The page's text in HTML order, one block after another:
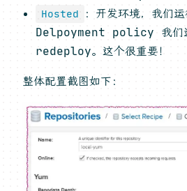
Hosted
：开发环境，我们
Delpoyment policy 我们
redeploy。这个很重要！
整体配置截图如下：